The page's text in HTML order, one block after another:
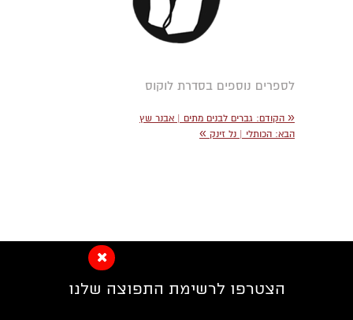
לספרים נוספים בסדרת לוקוס
« הקודם: גברים לבנים מתים | אבנר שץ
הבא: הכותלי | נל זינק »
הצטרפו לרשימת התפוצה שלנו